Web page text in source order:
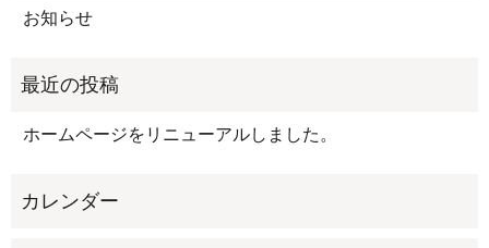
お知らせ
ホームページをリニューアルしました。